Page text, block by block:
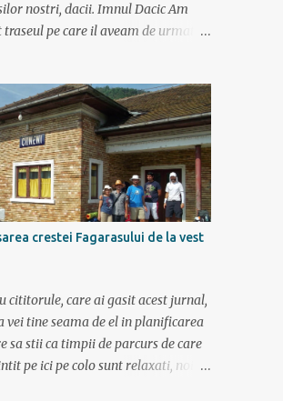
nostri, dacii. Imnul Dacic Am
pe care il aveam de urmat
de aia e vacanta. Am plecat
30 iulie pe ruta Pitesti, Rm. Valcea,
Sebes, Orastie. Si cum se
plecam decat cu masina dacilor, ce-
si imbunatatita, denumita
Logan. Ne-am inarmat cu 3-4
un plan bine documentat de vreo
(cine il vrea sa ridice mana sus). Am
cu greu rucsacii, corturile, sacii de
mancarea in masina.
crestei Fagarasului de la vest
cititorule, care ai gasit acest jurnal,
vei tine seama de el in planificarea
sa stii ca timpii de parcurs de care
pe ici pe colo sunt relaxati, noi